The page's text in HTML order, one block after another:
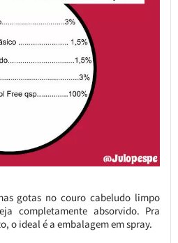
gotas no couro cabeludo limpo
completamente absorvido. Pra
o ideal é a embalagem em spray.